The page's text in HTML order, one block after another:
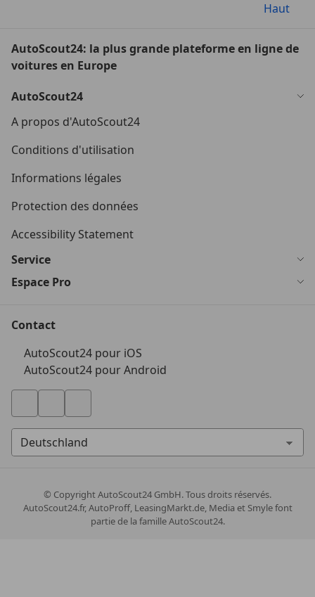
Haut
AutoScout24: la plus grande plateforme en ligne de
voitures en Europe
AutoScout24
A propos d'AutoScout24
Conditions d'utilisation
Informations légales
Protection des données
Accessibility Statement
Service
Espace Pro
Contact
AutoScout24 pour iOS
AutoScout24 pour Android
© CopyrightAutoScout24 GmbH. Tous droits réservés.
AutoScout24.fr, AutoProff, LeasingMarkt.de, Media et Smyle font
partie de la famille AutoScout24.